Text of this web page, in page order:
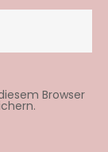
Browser